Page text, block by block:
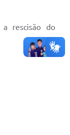
rescisão do